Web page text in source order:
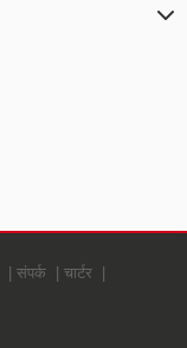
संपर्क
चार्टर